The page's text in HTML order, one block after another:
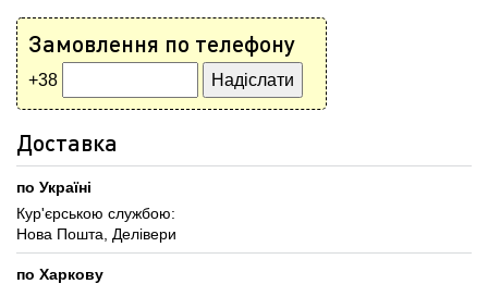
Замовлення по телефону
+38
Доставка
по Україні
Кур'єрською службою:
Нова Пошта, Делівери
по Харкову